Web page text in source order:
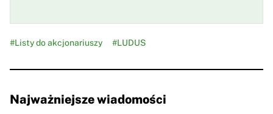
#Listy do akcjonariuszy #LUDUS
Najważniejsze wiadomości